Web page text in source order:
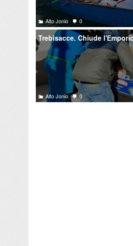
Alto Jonio 0
Trebisacce. Chiude
Alto Jonio 0